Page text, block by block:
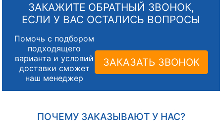
ЗАКАЖИТЕ ОБРАТНЫЙ ЗВОНОК,
ЕСЛИ У ВАС ОСТАЛИСЬ ВОПРОСЫ
Помочь с подбором
подходящего
варианта и условий
доставки сможет
наш менеджер
ЗАКАЗАТЬ ЗВОНОК
ПОЧЕМУ ЗАКАЗЫВАЮТ У НАС?